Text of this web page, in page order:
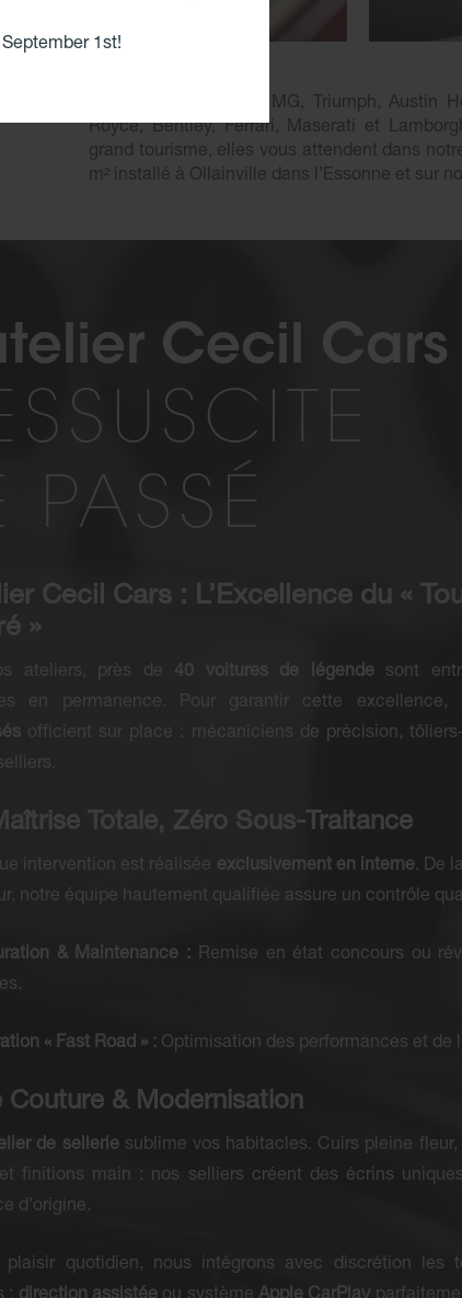
Jaguar, Aston Martin, MG, Triumph, Austin
Royce, Bentley, Ferrari, Maserati et
grand tourisme, elles vous attendent dans
m² installé à Ollainville dans l’Essonne et sur
Cecil Cars
PASSÉ
Cecil Cars : L’Excellence du «
»
ateliers, près de 40 voitures de légendesont
en permanence. Pour garantir cette excellence,
officient sur place : mécaniciens de précision,
Totale, Zéro Sous-Traitance
intervention est réalisée exclusivement en interne. De
notre équipe hautement qualifiée assure un contrôle
& Maintenance : Remise en état concours ou
« Fast Road » : Optimisation des performances et de
Couture & Modernisation
de selleriesublime vos habitacles. Cuirs pleine fleur,
finitions main : nos selliers créent des écrins
d’origine.
plaisir quotidien, nous intégrons avec discrétion les
: direction assistée ou systèmeApple CarPlay
1st!